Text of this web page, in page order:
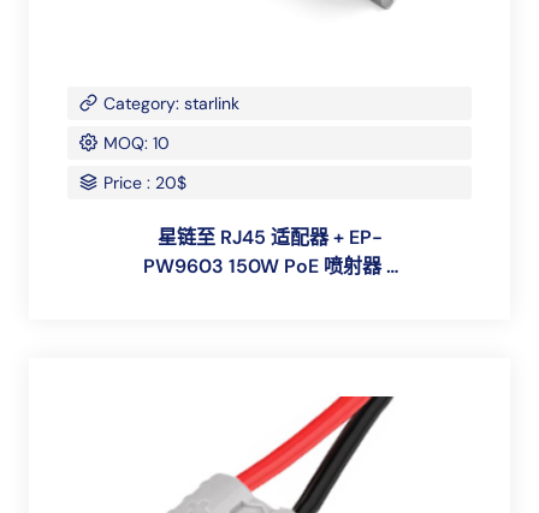
Category: starlink
MOQ: 10
Price : 20$
星链至 RJ45 适配器 + EP-
PW9603 150W PoE 喷射器 +